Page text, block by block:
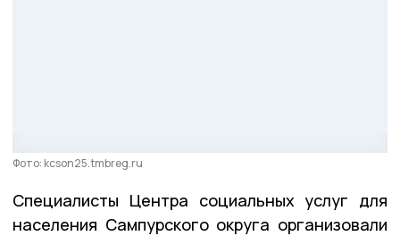
Фото: kcson25.tmbreg.ru
Специалисты Центра социальных услуг для
населения Сампурского округа организовали